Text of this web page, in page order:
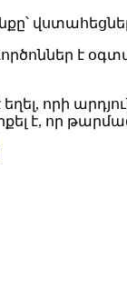
է
որի
է, որ